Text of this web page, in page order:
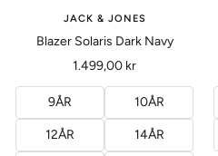
JACK & JONES
Blazer Solaris Dark Navy
Tilbud
1.499,00 kr
9ÅR 10ÅR
12ÅR 14ÅR